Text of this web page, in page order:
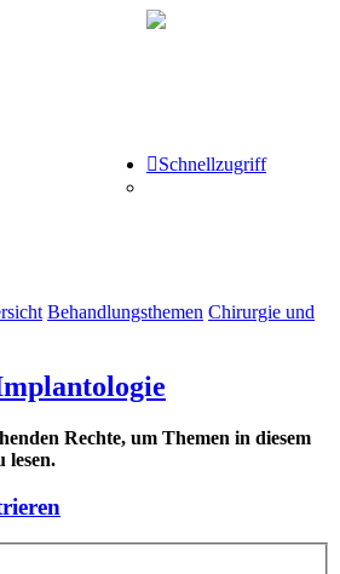
Schnellzugriff
Behandlungsthemen Chirurgie und
Rechte, um Themen in diesem
lesen.